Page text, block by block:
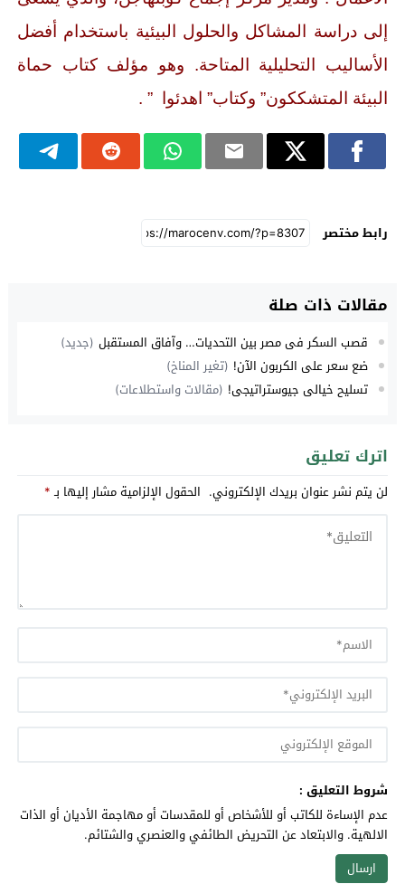
إلى دراسة المشاكل والحلول البيئية باستخدام أفضل
الأساليب التحليلية المتاحة. وهو مؤلف كتاب حماة
البيئة المتشككون” وكتاب” اهدئوا ” .
رابط مختصر
مقالات ذات صلة
قصب السكر فى مصر بين التحديات… وآفاق المستقبل (جديد)
ضع سعر على الكربون الآن! (تغير المناخ)
تسليح خيالي جيوستراتيجي! (مقالات واستطلاعات)
اترك تعليق
لن يتم نشر عنوان بريدك الإلكتروني. الحقول الإلزامية مشار إليها بـ*
شروط التعليق :
عدم الإساءة للكاتب أو للأشخاص أو للمقدسات أو مهاجمة الأديان أو الذات
الالهية. والابتعاد عن التحريض الطائفي والعنصري والشتائم.